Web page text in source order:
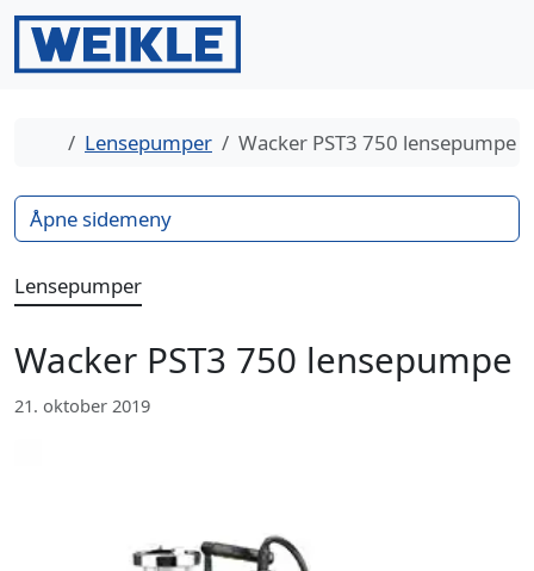
Gå til innhold
Gå til bunntekst
HjemLensepumper Wacker PST3 750 lensepumpe
Lensepumper
Wacker PST3 750 lensepumpe
21. oktober 2019
Åpne sidemeny